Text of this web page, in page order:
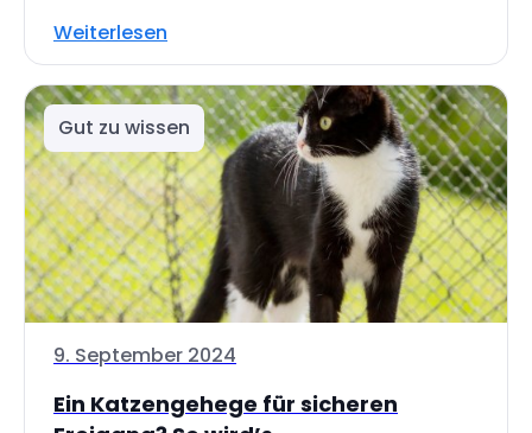
Weiterlesen
Gut zu wissen
9. September 2024
Ein Katzengehege für sicheren